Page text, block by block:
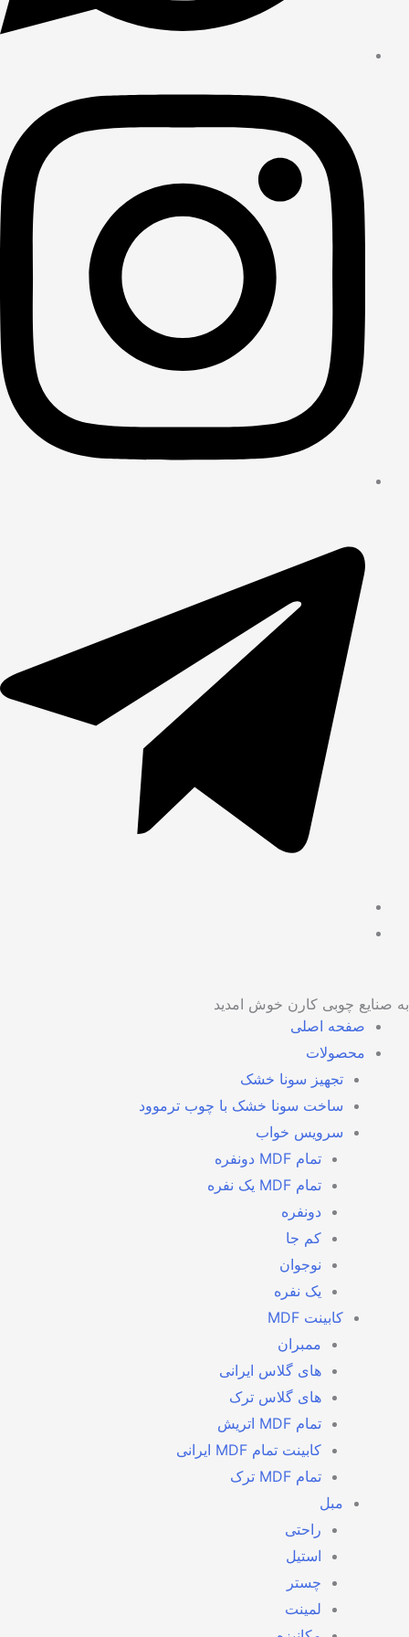
صنایع چوبی کارن خوش امدید
صفحه اصلی
محصولات
تجهیز سونا خشک
ساخت سونا خشک با چوب ترموود
سرویس خواب
تمام MDF دونفره
تمام MDF یک نفره
دونفره
کم جا
نوجوان
یک نفره
کابینت MDF
ممبران
های گلاس ایرانی
های گلاس ترک
تمام MDF اتریش
کابینت تمام MDF ایرانی
تمام MDF ترک
مبل
راحتی
استیل
چستر
لمینت